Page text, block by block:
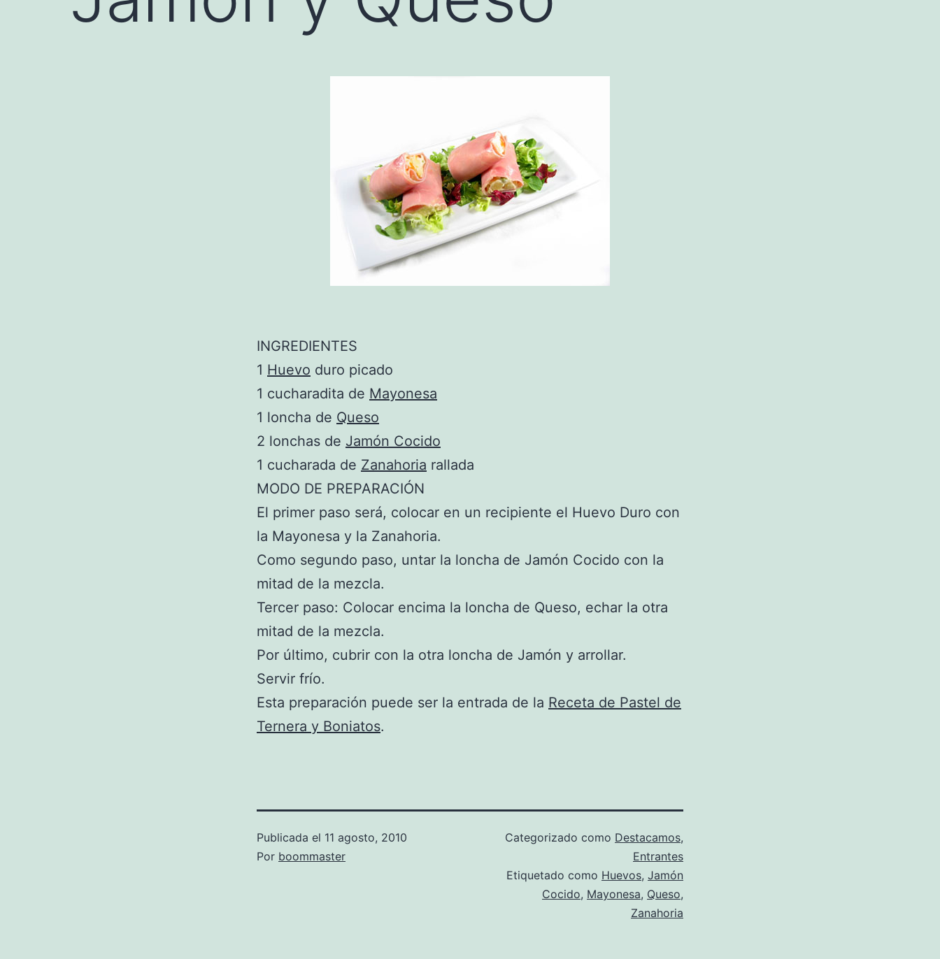
INGREDIENTES
1 Huevo duro picado
1 cucharadita de Mayonesa
1 loncha de Queso
2 lonchas de Jamón Cocido
1 cucharada de Zanahoria rallada
MODO DE PREPARACIÓN
El primer paso será, colocar en un recipiente el Huevo Duro con
la Mayonesa y la Zanahoria.
Como segundo paso, untar la loncha de Jamón Cocido con la
mitad de la mezcla.
Tercer paso: Colocar encima la loncha de Queso, echar la otra
mitad de la mezcla.
Por último, cubrir con la otra loncha de Jamón y arrollar.
Servir frío.
Esta preparación puede ser la entrada de la Receta de Pastel de
Ternera y Boniatos.
Publicada el 11 agosto, 2010
Por boommaster
Categorizado como Destacamos,
Entrantes
Etiquetado como Huevos, Jamón
Cocido, Mayonesa, Queso,
Zanahoria